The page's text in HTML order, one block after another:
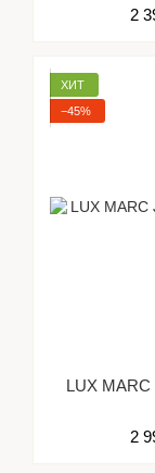
2
ХИТ
−45%
LUX
2